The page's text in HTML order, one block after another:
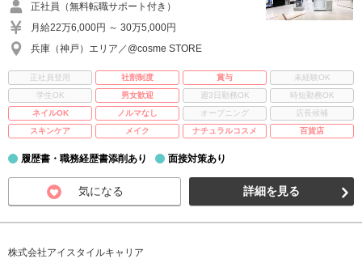
正社員（無料転職サポート付き）
月給22万6,000円 ～ 30万5,000円
兵庫（神戸）エリア／@cosme STORE
正社員登用 社割制度 賞与
未経験OK
学生OK
男女歓迎 週3日勤務OK
時短勤務OK
ネイルOK
ノルマなし オープニング
店長候補
スキンケア
メイク ナチュラルコスメ 百貨店
履歴書・職務経歴書添削あり 面接対策あり
気になる 詳細を見る
株式会社アイスタイルキャリア